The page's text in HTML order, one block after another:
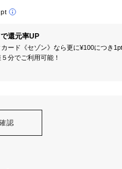
還元率UP
ード《セゾン》なら更に¥100につき1pt
分でご利用可能！
認